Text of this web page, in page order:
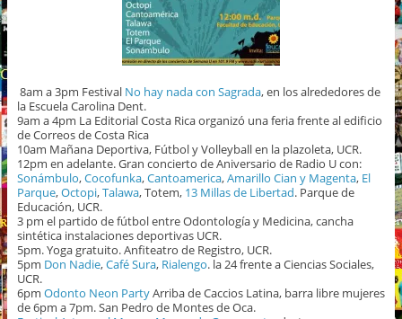
8am a 3pm Festival No hay nada con Sagrada, en los alrededores de
la Escuela Carolina Dent.
9am a 4pm La Editorial Costa Rica organizó una feria frente al edificio
de Correos de Costa Rica
10am Mañana Deportiva, Fútbol y Volleyball en la plazoleta, UCR.
12pm en adelante. Gran concierto de Aniversario de Radio U con:
Sonámbulo,Cocofunka,Cantoamerica,Amarillo Cian y Magenta, El
Parque,Octopi,Talawa, Totem, 13 Millas de Libertad. Parque de
Educación, UCR.
3 pm el partido de fútbol entre Odontología y Medicina, cancha
sintética instalaciones deportivas UCR.
5pm. Yoga gratuito. Anfiteatro de Registro, UCR.
5pm Don Nadie,Café Sura, Rialengo. la 24 frente a Ciencias Sociales,
UCR.
6pm Odonto Neon PartyArriba de Caccios Latina, barra libre mujeres
de 6pm a 7pm. San Pedro de Montes de Oca.